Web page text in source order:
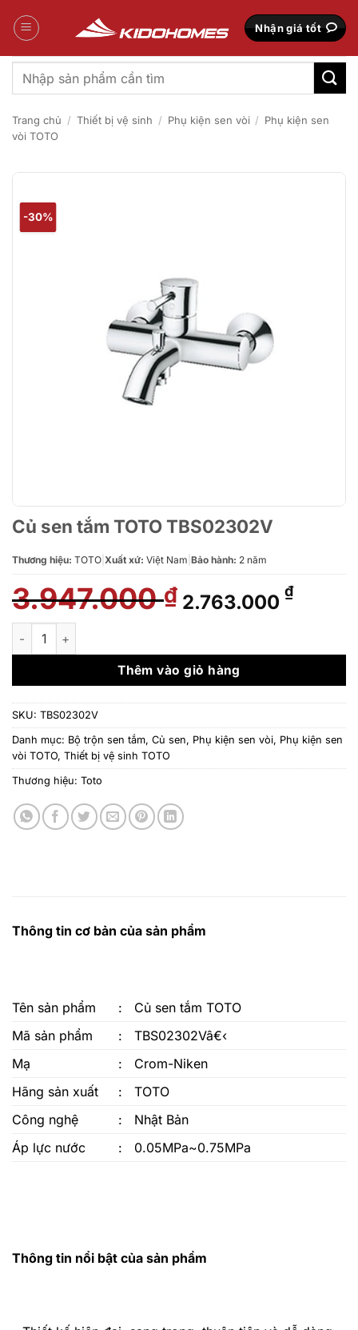
qua
Nhận giá tốt
Tìm
kiếm:
Trang chủ / Thiết bị vệ sinh / Phụ kiện sen vòi / Phụ kiện sen
vòi TOTO
-30%
Củ sen tắm TOTO TBS02302V
Thương hiệu: TOTO Xuất xứ: Việt Nam Bảo hành: 2 năm
3.947.000₫ Giá
gốc
3.947.000 ₫.
2.763.000 ₫Giá
là:
Củ sen tắm TOTO TBS02302V số lượng
Thêm vào giỏ hàng
SKU: TBS02302V
Danh mục: Bộ trộn sen tắm, Củ sen, Phụ kiện sen vòi, Phụ kiện sen
vòi TOTO, Thiết bị vệ sinh TOTO
Thương hiệu: Toto
Thông tin cơ bản của sản phẩm
Tên sản phẩm :
Củ sen tắm TOTO
Mã sản phẩm
:
TBS02302Vâ€‹
Mạ
:
Crom-Niken
Hãng sản xuất
:
TOTO
Công nghệ
:
Nhật Bản
Áp lực nước
: 0.05MPa~0.75MPa
Thông tin nổi bật của sản phẩm